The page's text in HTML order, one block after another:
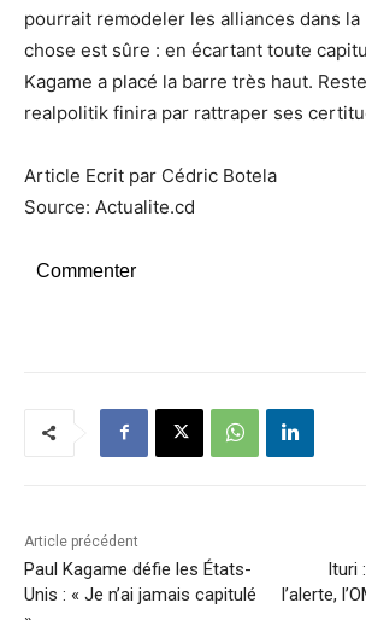
pourrait remodeler les alliances dans la
chose est sûre : en écartant toute
Kagame a placé la barre très haut.
realpolitik finira par rattraper ses
Article Ecrit par Cédric Botela
Source: Actualite.cd
Commenter
Article précédent
Paul Kagame défie les États-
Unis : « Je n’ai jamais capitulé
Ituri
l’alerte,